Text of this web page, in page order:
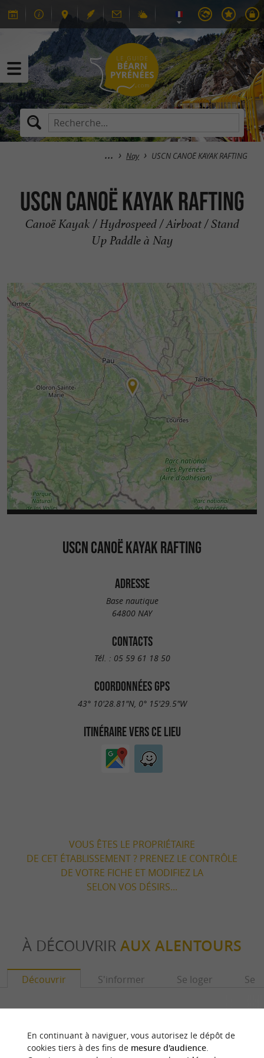
Nay USCN CANOË KAYAK RAFTING
USCN CANOË KAYAK RAFTING
Canoë Kayak / Hydrospeed / Airboat / Stand
Up Paddle à Nay
USCN CANOË KAYAK RAFTING
ADRESSE
Base nautique
64800 NAY
CONTACTS
Tél. : 05 59 61 18 50
COORDONNÉES GPS
43° 10'28.81"N, 0° 15'29.5"W
ITINÉRAIRE VERS CE LIEU
VOUS ÊTES LE PROPRIÉTAIRE
DE CET ÉTABLISSEMENT ? PRENEZ LE CONTRÔLE
DE VOTRE FICHE ET MODIFIEZ LA
SELON VOS DÉSIRS...
À DÉCOUVRIR AUX ALENTOURS
Découvrir S'informer Se loger Se
En continuant à naviguer, vous autorisez le dépôt de
cookies tiers à des fins de mesure d'audience.